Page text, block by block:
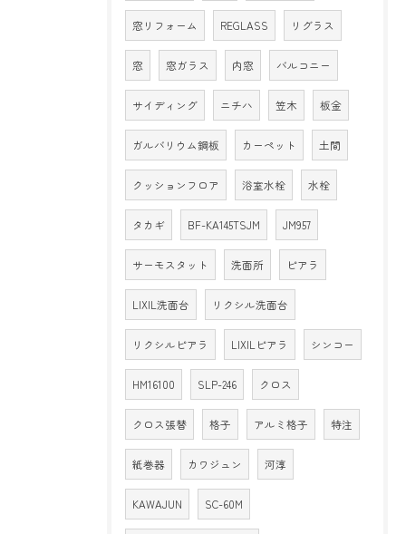
窓リフォーム REGLASS リグラス
窓 窓ガラス 内窓 バルコニー
サイディング ニチハ 笠木 板金
ガルバリウム鋼板 カーペット 土間
クッションフロア 浴室水栓 水栓
タカギ BF-KA145TSJM JM957
サーモスタット 洗面所 ピアラ
LIXIL洗面台 リクシル洗面台
リクシルピアラ LIXILピアラ シンコー
HM16100 SLP-246 クロス
クロス張替 格子 アルミ格子 特注
紙巻器 カワジュン 河淳
KAWAJUN SC-60M